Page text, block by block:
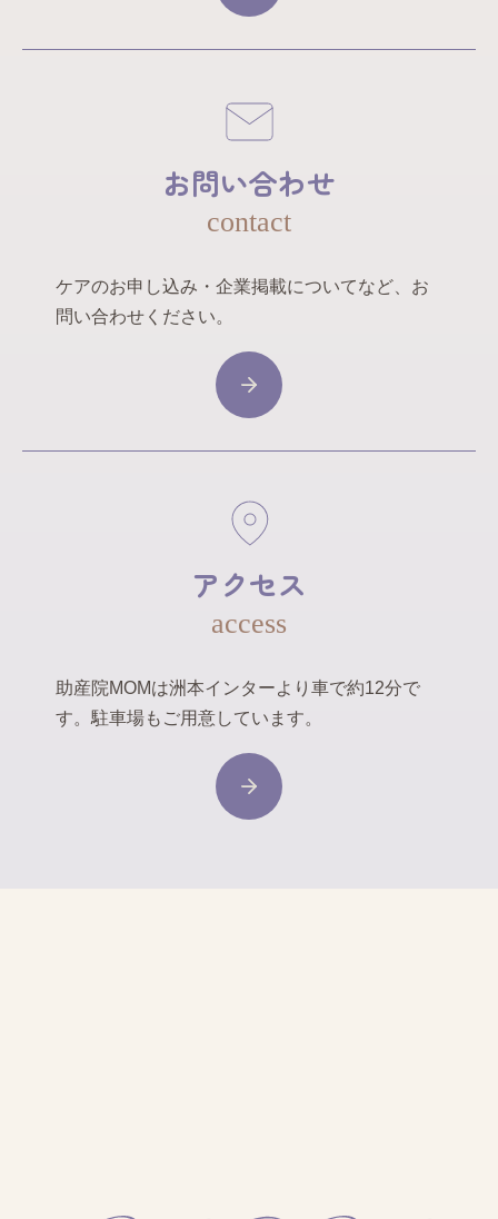
お問い合わせ
contact
ケアのお申し込み・企業掲載についてなど、お
問い合わせください。
アクセス
access
助産院MOMは洲本インターより車で約12分で
す。駐車場もご用意しています。